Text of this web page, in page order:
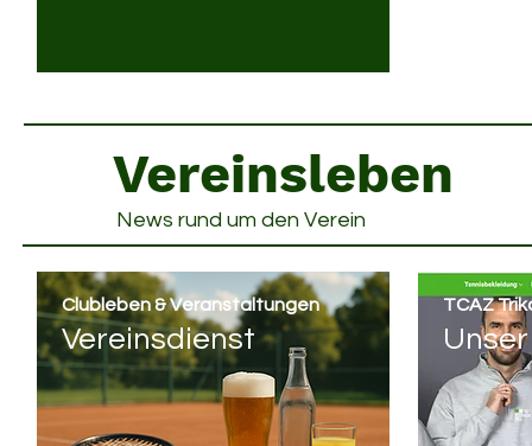
Vereinsleben
News rund um den Verein
Vereinsdienst
Clubleben & Veranstaltungen TCAZ